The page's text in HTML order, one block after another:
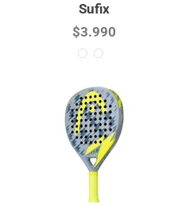
Sufix
$3.990